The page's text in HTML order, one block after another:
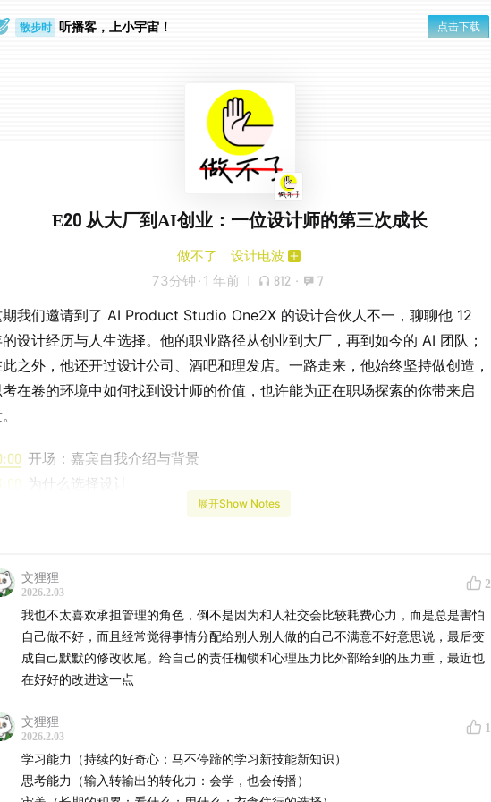
散步时 听播客，上小宇宙！ 点击下载
E20 从大厂到AI创业：一位设计师的第三次成长
做不了｜设计电波
73分钟 · 1 年前 812 · 7
我们邀请到了 AI Product Studio One2X 的设计合伙人不一，聊聊他 12
设计经历与人生选择。他的职业路径从创业到大厂，再到如今的 AI 团队；
之外，他还开过设计公司、酒吧和理发店。一路走来，他始终坚持做创造，
在卷的环境中如何找到设计师的价值，也许能为正在职场探索的你带来启
开场：嘉宾自我介绍与背景
为什么选择设计
三段关键成长：初创、大厂、独立
大厂 vs 创业：三条路的选择
招聘标准：好奇心、输出力与审美
给年轻设计师的建议
一的微信：noone_wcp
的公众号：Minus Lab减法实验室
公司介绍
展开Show Notes
文狸狸
2026.2.03
2
我也不太喜欢承担管理的角色，倒不是因为和人社交会比较耗费心力，而是总是害怕
自己做不好，而且经常觉得事情分配给别人别人做的自己不满意不好意思说，最后变
成自己默默的修改收尾。给自己的责任枷锁和心理压力比外部给到的压力重，最近也
在好好的改进这一点
文狸狸
2026.2.03
1
学习能力（持续的好奇心：马不停蹄的学习新技能新知识）
思考能力（输入转输出的转化力：会学，也会传播）